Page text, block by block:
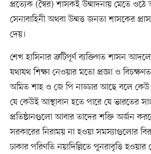
প্রত্যেক (স্বৈর) শাসকই উন্মাদনায় মেতে
সেনাবাহিনী অথবা উন্মত্ত জনতা শাসকের
দেয়।
শেখ হাসিনার ত্রুটিপূর্ণ ব্যক্তিগত শাসন
যথাযথ শিক্ষা নেওয়ার মতো প্রজ্ঞা ও
অমিত শাহ ও জে পি নাড্ডার আছে বলে কেউ
যে কেউই আস্থাবান হতে পারে যে ভারতের
প্রতিষ্ঠানগুলো আবার তাদের শক্তি অর্জন
সরকারের নিরাময় না হওয়া সমস্যাগুলোর
ঢাকার পরিণতি নয়াদিল্লিতে পুনরাবৃত্তি